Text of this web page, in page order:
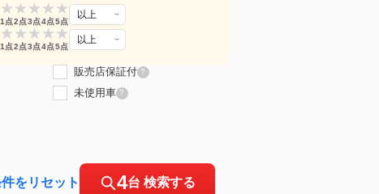
★
1点
★
2点
★
3点
★
4点
★
5点
以上
★
1点
★
2点
★
3点
★
4点
★
5点
以上
販売店保証付 ?
未使用車 ?
をリセット 4台 検索する